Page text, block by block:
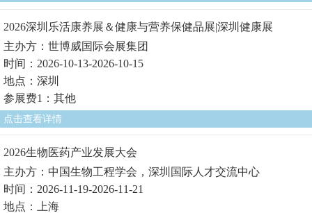
2026深圳乐活康养展＆健康与营养保健品展|深圳健康展
主办方：世博威国际会展集团
时间：2026-10-13-2026-10-15
地点：深圳
参展费1：其他
点击查看详情
2026生物医药产业发展大会
主办方：中国生物工程学会，深圳国际人才交流中心
时间：2026-11-19-2026-11-21
地点：上海